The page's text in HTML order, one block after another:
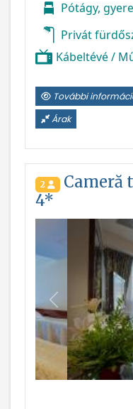
Pótágy,
Privát
Kábeltévé /
További
Árak
2
Cameră
4*
Vissza